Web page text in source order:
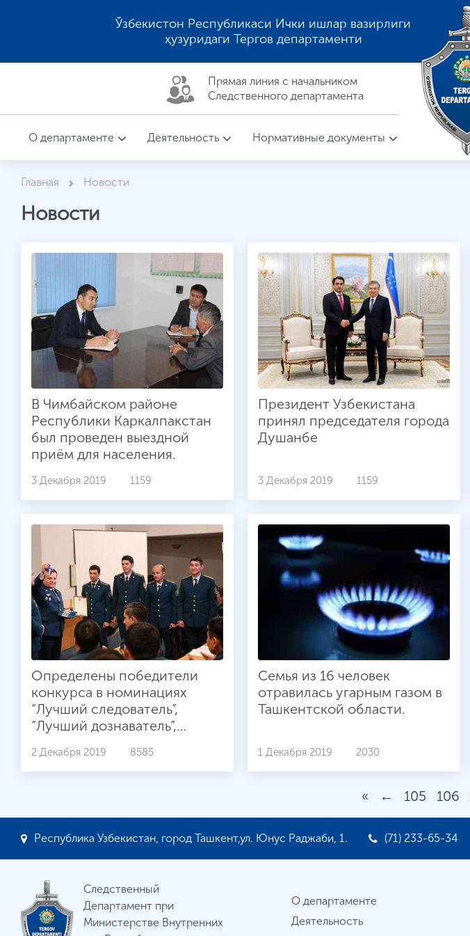
Ўзбекистон Республикаси Ички ишлар вазирлиги
ҳузуридаги Тергов департаменти
Прямая линия c начальником
Следственного департамента
О департаменте Деятельность Нормативные документы
Главная Новости
Новости
В Чимбайском районе
Республики Каркалпакстан
был проведен выездной
приём для населения.
3 Декабря 2019 1159
Президент Узбекистана
принял председателя города
Душанбе
3 Декабря 2019 1159
Определены победители
конкурса в номинациях
“Лучший следователь”,
“Лучший дознаватель”,
команда”, проведенного
среди следователей и
департамента при МВД
Республики Узбекистан.
2 Декабря 2019 8585
Семья из 16 человек
отравилась угарным газом в
Ташкентской области.
1 Декабря 2019 2030
« ← 105 106
Республика Узбекистан, город Ташкент,ул. Юнус Раджаби, 1. (71) 233-65-34
Следственный
Департамент при
Министерстве Внутренних
О департаменте
Деятельность